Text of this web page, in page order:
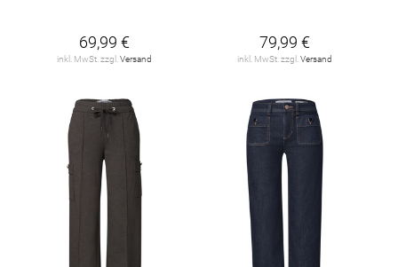
69,99 €
inkl. MwSt. zzgl. Versand
79,99 €
inkl. MwSt. zzgl. Versand